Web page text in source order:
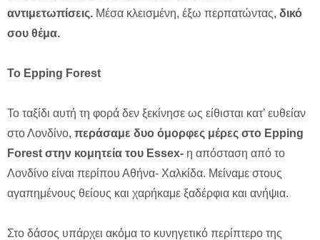
αντιμετωπίσεις. Μέσα κλεισμένη, έξω περπατώντας, δικό
σου θέμα.
Το Epping Forest
Το ταξίδι αυτή τη φορά δεν ξεκίνησε ως είθισται κατ’ ευθείαν
στο Λονδίνο, περάσαμε δυο όμορφες μέρες στο Epping
Forest στην κομητεία του Essex- η απόσταση από το
Λονδίνο είναι περίπου Αθήνα- Χαλκίδα. Μείναμε στους
αγαπημένους θείους και χαρήκαμε ξαδέρφια και ανήψια.
Στο δάσος υπάρχει ακόμα το κυνηγετικό περίπτερο της